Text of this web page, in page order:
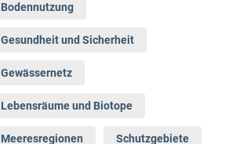
Bodennutzung
Gesundheit und Sicherheit
Gewässernetz
Lebensräume und Biotope
Meeresregionen Schutzgebiete